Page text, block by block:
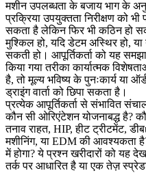
मशीन उपलब्धता के बजाय भाग के
प्रक्रिया उपयुक्तता निरीक्षण को
सकता है लेकिन फिर भी कठिन हो
मुश्किल हो, यदि डेटम अस्थिर हो,
सकती हो। आपूर्तिकर्ता को यह
किया गया तरीका कार्यात्मक
है, तो मूल्य भविष्य के पुनःकार्य या
ड्राइंग वार्ता को छिपा सकता है।
प्रत्येक आपूर्तिकर्ता से संभावित
कौन सी ओरिएंटेशन योजनाबद्ध है?
तनाव राहत, HIP, हीट ट्रीटमेंट,
मशीनिंग, या EDM की आवश्यकता
में होगा? ये प्रश्न खरीदारों को यह
तर्क पर आधारित है या एक तेज़